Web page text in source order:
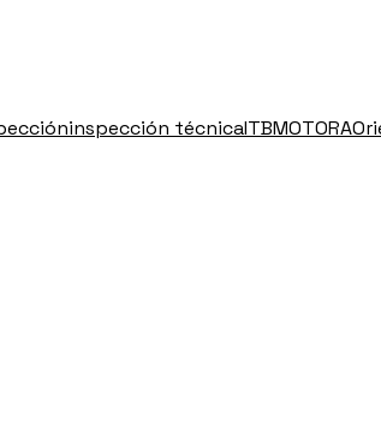
inspección técnicaITBMOTORA